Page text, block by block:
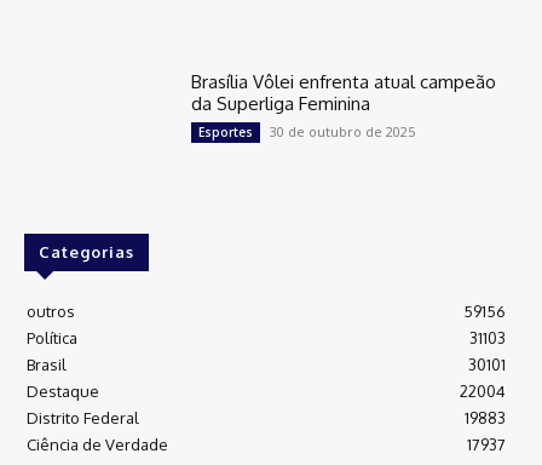
Brasília Vôlei enfrenta atual campeão
da Superliga Feminina
Esportes 30 de outubro de 2025
Categorias
outros
59156
Política
31103
Brasil
30101
Destaque
22004
Distrito Federal
19883
Ciência de Verdade
17937